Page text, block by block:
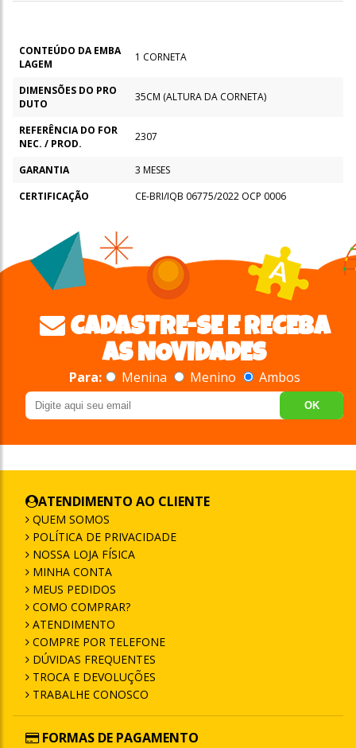
CONTEÚDO DA EMBA
LAGEM
1 CORNETA
DIMENSÕES DO PRO
DUTO
35CM (ALTURA DA CORNETA)
REFERÊNCIA DO FOR
NEC. / PROD.
2307
GARANTIA
3 MESES
CERTIFICAÇÃO
CE-BRI/IQB 06775/2022 OCP 0006
CADASTRE-SE E RECEBA
AS NOVIDADES
Para: Menina Menino Ambos
OK
ATENDIMENTO AO CLIENTE
QUEM SOMOS
POLÍTICA DE PRIVACIDADE
NOSSA LOJA FÍSICA
MINHA CONTA
MEUS PEDIDOS
COMO COMPRAR?
ATENDIMENTO
COMPRE POR TELEFONE
DÚVIDAS FREQUENTES
TROCA E DEVOLUÇÕES
TRABALHE CONOSCO
FORMAS DE PAGAMENTO